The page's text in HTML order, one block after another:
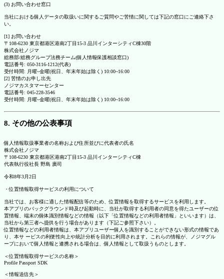
(3) お問い合わせ窓口
当社における個人データの取扱いに関するご質問やご苦情に関しては下記の窓口にご連絡下さ
い。
[1] お問い合わせ
〒108-6230 東京都港区港南2丁目15-3 品川インターシティC棟30階
株式会社ノジマ
総務部/総務グループ法務チーム(個人情報保護相談窓口)
電話番号: 050-3116-1212(代表)
受付時間: 月曜~金曜(祝日、年末年始は除く) 10:00~16:00
[2] 苦情のお申し出先
ノジマカスタマーセンター
電話番号: 045-228-3546
受付時間: 月曜~金曜(祝日、年末年始は除く) 10:00~16:00
8. その他の公表事項
個人情報取扱事業者の名称および住所並びに代表者の氏名
株式会社ノジマ
〒108-6230 東京都港区港南2丁目15-3 品川インターシティC棟
代表執行役社長 野島 廣司
令和8年3月2日
・位置情報取得サービスの利用について
当社では、お客様に適した情報配信等のため、位置情報を取得するサービスを利用します。
本アプリのバックグラウンド時及び起動時に、当社が取得する利用者の同意を得たユーザーの位
置情報、端末の個体識別情報などの情報（以下「位置情報などの利用者情報」といいます）は、
当社から第三者へ提供を行う場合があります（下記ご参照下さい）。
位置情報などの利用者情報は、本アプリユーザー個人を識別することができない形式の情報であ
り、本サ ービスの利便性向上や統計分析を目的に利用されます。これらの情報が、ノジマグル
ープにおいて個人情報と連携される場合は、個人情報として取扱うものとします。
＜位置情報取得サービスの名称＞
Profile Passport SDK
＜情報送信先＞